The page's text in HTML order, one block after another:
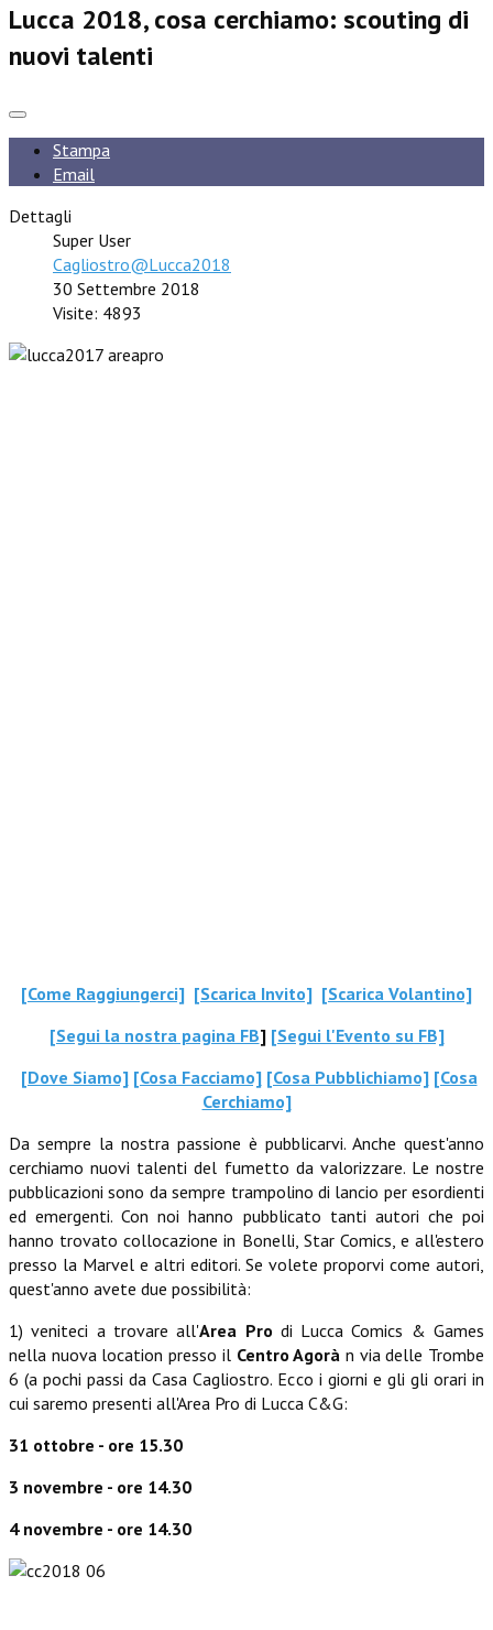
Lucca 2018, cosa cerchiamo: scouting di
nuovi talenti
Stampa
Email
Dettagli
Super User
Cagliostro@Lucca2018
30 Settembre 2018
Visite: 4893
[Come Raggiungerci] [Scarica Invito] [Scarica Volantino]
[Segui la nostra pagina FB] [Segui l'Evento su FB]
[Dove Siamo] [Cosa Facciamo] [Cosa Pubblichiamo] [Cosa
Cerchiamo]
Da sempre la nostra passione è pubblicarvi. Anche quest'anno
cerchiamo nuovi talenti del fumetto da valorizzare. Le nostre
pubblicazioni sono da sempre trampolino di lancio per esordienti
ed emergenti. Con noi hanno pubblicato tanti autori che poi
hanno trovato collocazione in Bonelli, Star Comics, e all'estero
presso la Marvel e altri editori. Se volete proporvi come autori,
quest'anno avete due possibilità:
1) veniteci a trovare all'Area Pro di Lucca Comics & Games
nella nuova location presso il Centro Agorà n via delle Trombe
6 (a pochi passi da Casa Cagliostro. Ecco i giorni e gli gli orari in
cui saremo presenti all'Area Pro di Lucca C&G:
31 ottobre - ore 15.30
3 novembre - ore 14.30
4 novembre - ore 14.30